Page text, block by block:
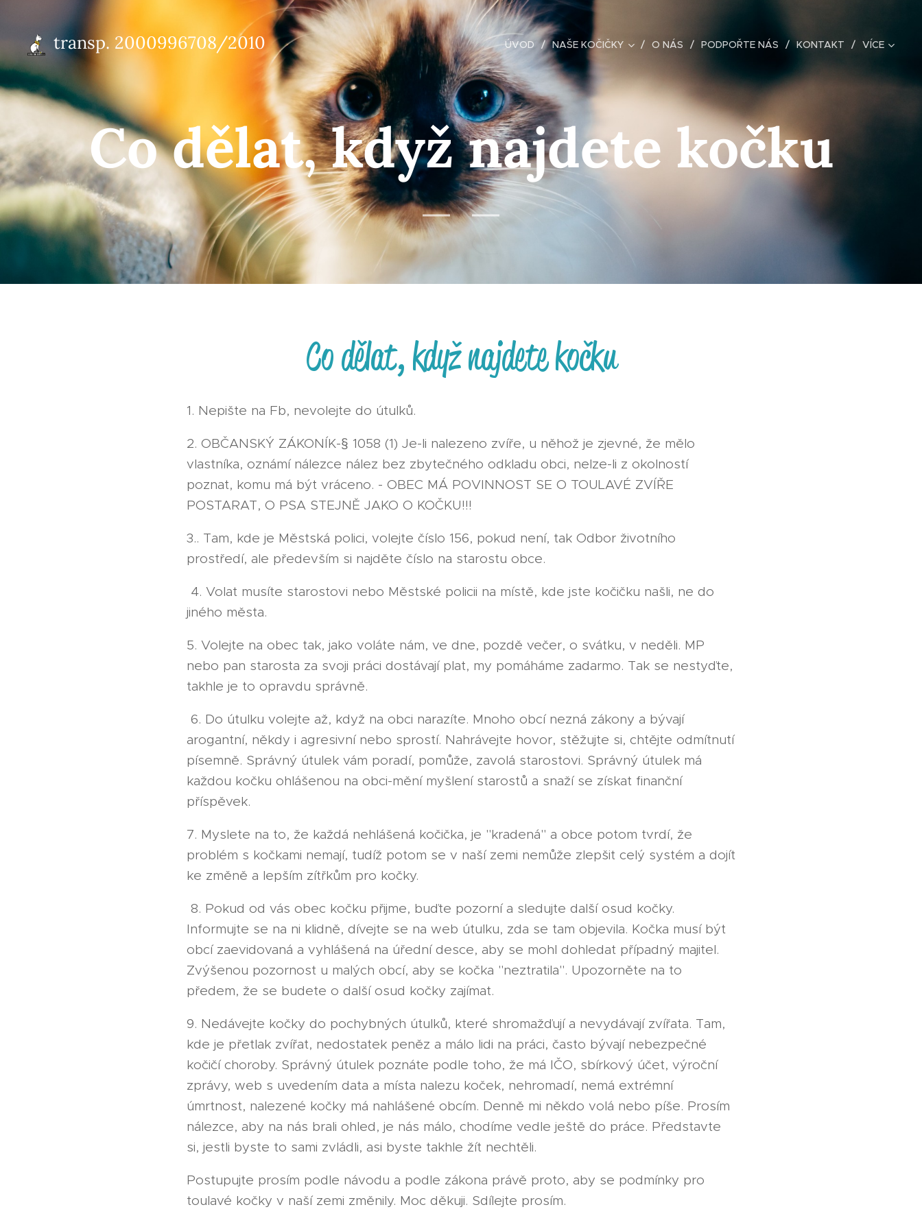
transp. 2000996708/2010
účet
2000996708/2010
ÚVOD NAŠE KOČIČKY O NÁS PODPOŘTE NÁS KONTAKT VÍCE
Co dělat, když najdete kočku
Co dělat, když najdete kočku
1. Nepište na Fb, nevolejte do útulků.
2. OBČANSKÝ ZÁKONÍK-§ 1058 (1) Je-li nalezeno zvíře, u něhož je zjevné, že mělo
vlastníka, oznámí nálezce nález bez zbytečného odkladu obci, nelze-li z okolností
poznat, komu má být vráceno. - OBEC MÁ POVINNOST SE O TOULAVÉ ZVÍŘE
POSTARAT, O PSA STEJNĚ JAKO O KOČKU!!!
3.. Tam, kde je Městská polici, volejte číslo 156, pokud není, tak Odbor životního
prostředí, ale především si najděte číslo na starostu obce.
4. Volat musíte starostovi nebo Městské policii na místě, kde jste kočičku našli, ne do
jiného města.
5. Volejte na obec tak, jako voláte nám, ve dne, pozdě večer, o svátku, v neděli. MP
nebo pan starosta za svoji práci dostávají plat, my pomáháme zadarmo. Tak se nestyďte,
takhle je to opravdu správně.
6. Do útulku volejte až, když na obci narazíte. Mnoho obcí nezná zákony a bývají
arogantní, někdy i agresivní nebo sprostí. Nahrávejte hovor, stěžujte si, chtějte odmítnutí
písemně. Správný útulek vám poradí, pomůže, zavolá starostovi. Správný útulek má
každou kočku ohlášenou na obci-mění myšlení starostů a snaží se získat finanční
příspěvek.
7. Myslete na to, že každá nehlášená kočička, je "kradená" a obce potom tvrdí, že
problém s kočkami nemají, tudíž potom se v naší zemi nemůže zlepšit celý systém a dojít
ke změně a lepším zítřkům pro kočky.
8. Pokud od vás obec kočku přijme, buďte pozorní a sledujte další osud kočky.
Informujte se na ni klidně, dívejte se na web útulku, zda se tam objevila. Kočka musí být
obcí zaevidovaná a vyhlášená na úřední desce, aby se mohl dohledat případný majitel.
Zvýšenou pozornost u malých obcí, aby se kočka "neztratila". Upozorněte na to
předem, že se budete o další osud kočky zajímat.
9. Nedávejte kočky do pochybných útulků, které shromažďují a nevydávají zvířata. Tam,
kde je přetlak zvířat, nedostatek peněz a málo lidi na práci, často bývají nebezpečné
kočičí choroby. Správný útulek poznáte podle toho, že má IČO, sbírkový účet, výroční
zprávy, web s uvedením data a místa nalezu koček, nehromadí, nemá extrémní
úmrtnost, nalezené kočky má nahlášené obcím. Denně mi někdo volá nebo píše. Prosím
nálezce, aby na nás brali ohled, je nás málo, chodíme vedle ještě do práce. Představte
si, jestli byste to sami zvládli, asi byste takhle žít nechtěli.
Postupujte prosím podle návodu a podle zákona právě proto, aby se podmínky pro
toulavé kočky v naší zemi změnily. Moc děkuji. Sdílejte prosím.